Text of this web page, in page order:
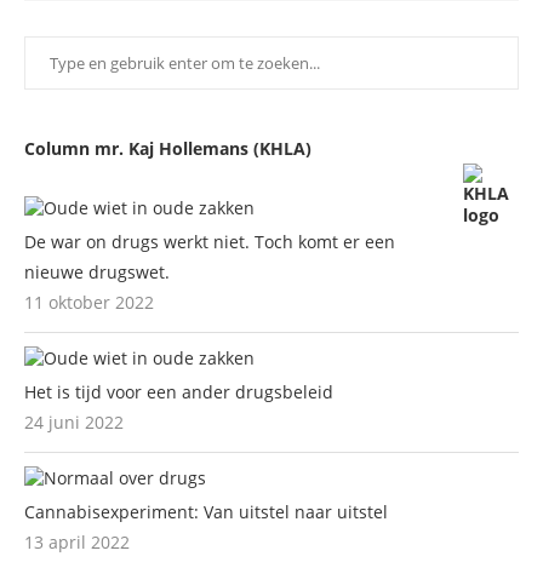
Column mr. Kaj Hollemans (KHLA)
De war on drugs werkt niet. Toch komt er een
nieuwe drugswet.
11 oktober 2022
Het is tijd voor een ander drugsbeleid
24 juni 2022
Cannabisexperiment: Van uitstel naar uitstel
13 april 2022